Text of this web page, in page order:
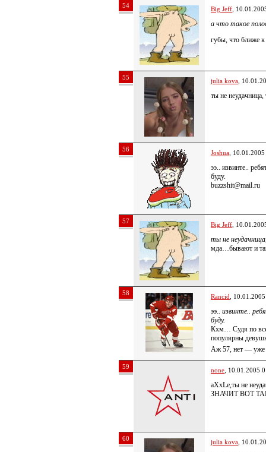
54 Big Jeff ,
а что такое
губы, что ближе
55 julia kova ,
ты не
56 Joshua ,
ээ.. извинте..
буду.
buzzshit@mail.ru
57 Big Jeff ,
ты не
мда…бывают и
58 Rancid ,
ээ.. извинте..
буду.
Кхм… Судя по
популярны
Аж 57, нет — уже
59 none , 10.01.2005
aXxLe,ты не
ЗНАЧИТ ВОТ
60 julia kova ,